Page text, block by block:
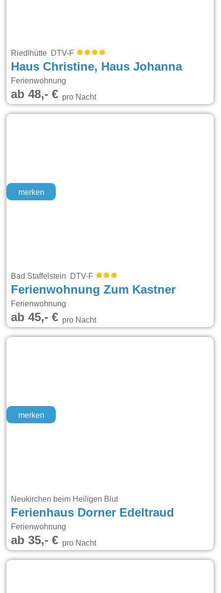
Riedlhütte DTV-F
Haus Christine, Haus Johanna
Ferienwohnung
ab 48,- €pro Nacht
merken
Bad Staffelstein DTV-F
Ferienwohnung Zum Kastner
Ferienwohnung
ab 45,- €pro Nacht
merken
Neukirchen beim Heiligen Blut
Ferienhaus Dorner Edeltraud
Ferienwohnung
ab 35,- €pro Nacht